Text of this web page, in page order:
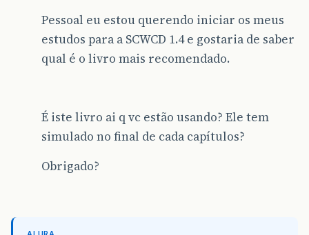
Pessoal eu estou querendo iniciar os meus
estudos para a SCWCD 1.4 e gostaria de saber
qual é o livro mais recomendado.
É iste livro ai q vc estão usando? Ele tem
simulado no final de cada capítulos?
Obrigado?